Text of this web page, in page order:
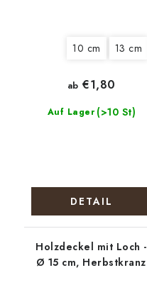
10 cm 13 cm
Auf Lager (>10 St)
ab €1,80
DETAIL
Holzdeckel mit Loch -
Ø 15 cm, Herbstkranz